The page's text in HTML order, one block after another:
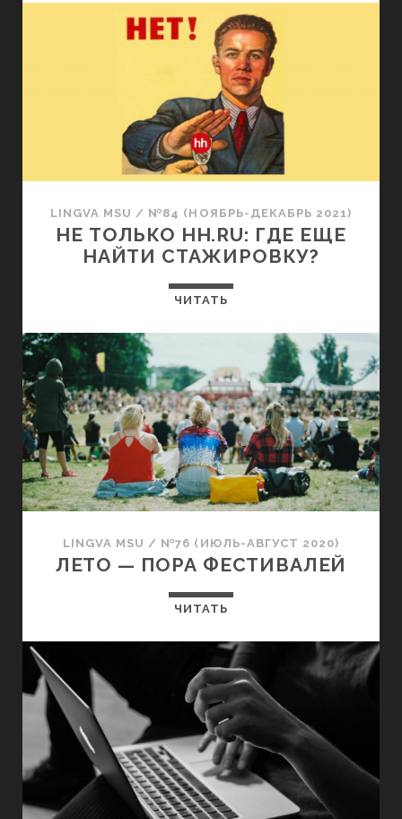
LINGVA MSU / №84 (НОЯБРЬ-ДЕКАБРЬ 2021)
НЕ ТОЛЬКО HH.RU: ГДЕ ЕЩЕ
НАЙТИ СТАЖИРОВКУ?
ЧИТАТЬ
LINGVA MSU / №76 (ИЮЛЬ-АВГУСТ 2020)
ЛЕТО — ПОРА ФЕСТИВАЛЕЙ
ЧИТАТЬ